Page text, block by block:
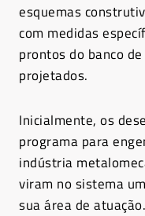
esquemas
com medidas
prontos do banco
projetados.
Inicialmente, os
programa para
indústria
viram no sistema
sua área de atuação.